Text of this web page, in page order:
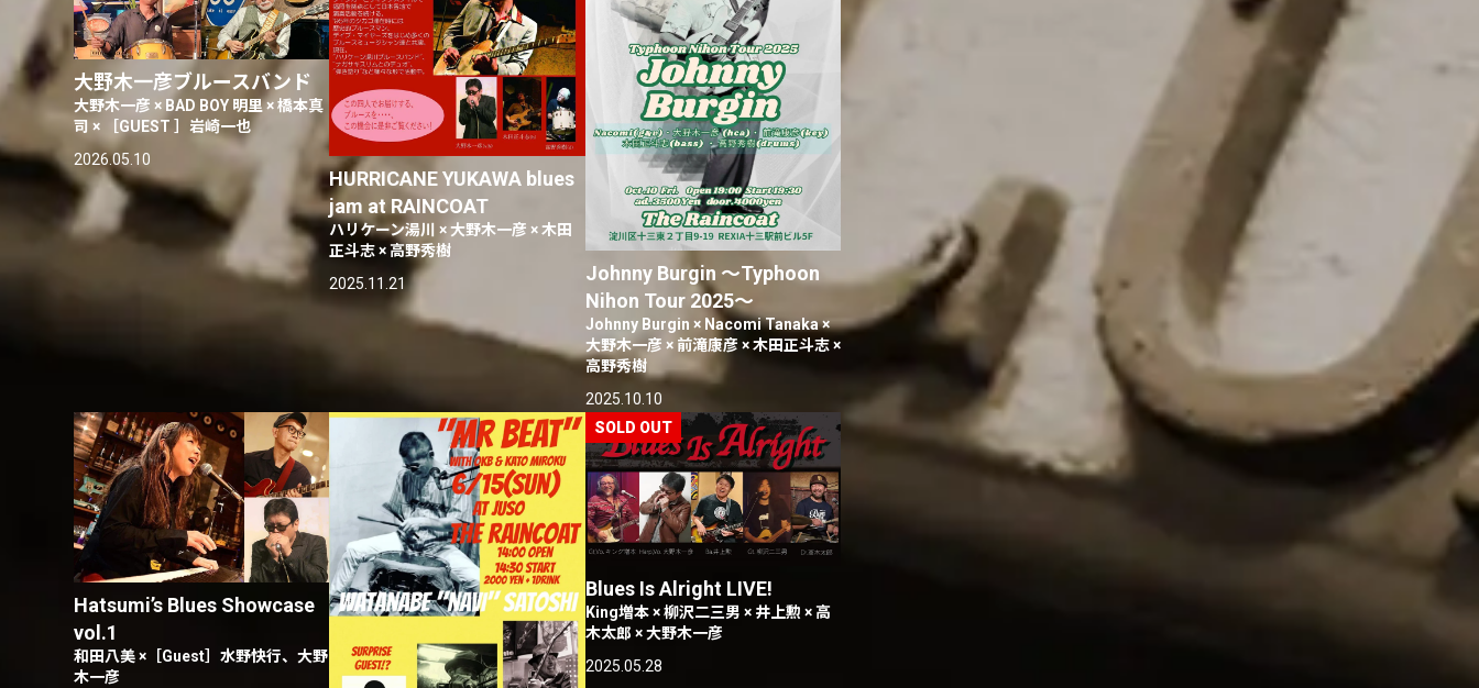
大野木一彦ブルースバンド
大野木一彦 × BAD BOY 明里 × 橋本真
司 × ［GUEST ］岩崎一也
2026.05.10
HURRICANE YUKAWA blues
jam at RAINCOAT
ハリケーン湯川 × 大野木一彦 × 木田
正斗志 × 高野秀樹
2025.11.21
Johnny Burgin 〜Typhoon
Nihon Tour 2025〜
Johnny Burgin × Nacomi Tanaka ×
大野木一彦 × 前滝康彦 × 木田正斗志 ×
高野秀樹
2025.10.10
Hatsumi’s Blues Showcase
vol.1
和田八美 ×［Guest］水野快行、大野
木一彦
Blues Is Alright LIVE!
King増本 × 柳沢二三男 × 井上勲 × 高
木太郎 × 大野木一彦
2025.05.28